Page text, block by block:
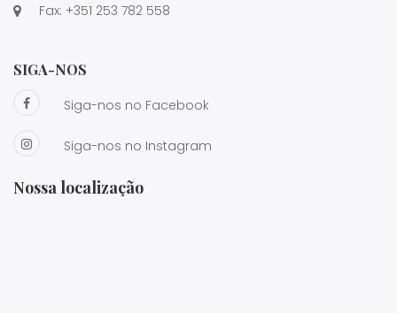
Fax: +351 253 782 558
SIGA-NOS
Siga-nos no Facebook
Siga-nos no Instagram
Nossa localização